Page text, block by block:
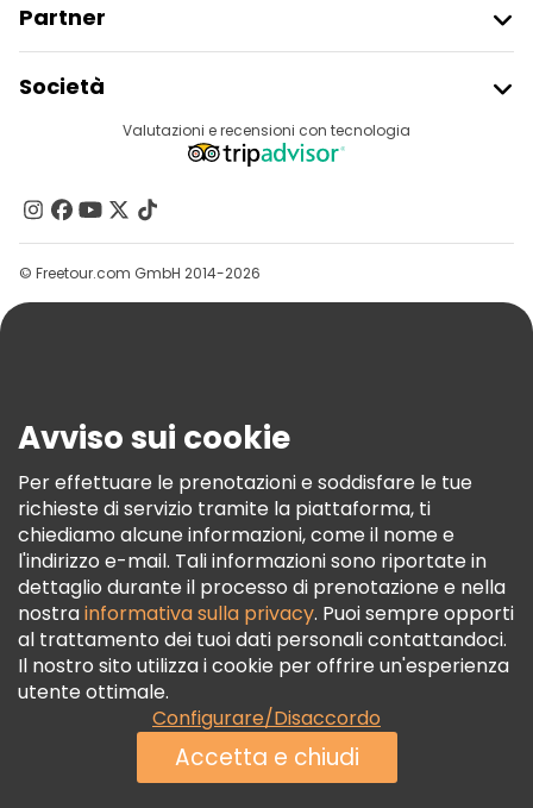
Partner
Accesso Del Fornitore
Programma Di Affiliazione
Società
Destinazioni
Contattaci
Gruppi
Aiuto
Termini E Condizioni
Informativa Sui Cookie
Freetour Premi
Programma Di Fidelizzazione
Valutazioni e recensioni con tecnologia
© Freetour.com GmbH 2014-2026
Avviso sui cookie
Per effettuare le prenotazioni e soddisfare le tue
richieste di servizio tramite la piattaforma, ti
chiediamo alcune informazioni, come il nome e
l'indirizzo e-mail. Tali informazioni sono riportate in
dettaglio durante il processo di prenotazione e nella
nostrainformativa sulla privacy. Puoi sempre opporti
al trattamento dei tuoi dati personali contattandoci.
Il nostro sito utilizza i cookie per offrire un'esperienza
utente ottimale.
Configurare/Disaccordo
Accetta e chiudi